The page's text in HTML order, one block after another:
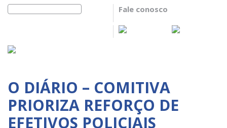
Fale conosco
O DIÁRIO – COMITIVA
PRIORIZA REFORÇO DE
EFETIVOS POLICIAIS